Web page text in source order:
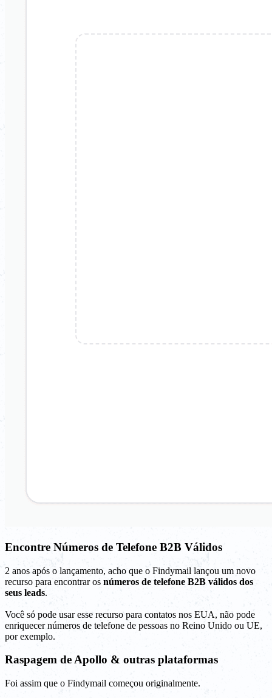
Encontre Números de Telefone B2B Válidos
2 anos após o lançamento, acho que o Findymail lançou um novo
recurso para encontrar os números de telefone B2B válidos dos
seus leads.
Você só pode usar esse recurso para contatos nos EUA, não pode
enriquecer números de telefone de pessoas no Reino Unido ou UE,
por exemplo.
Raspagem de Apollo & outras plataformas
Foi assim que o Findymail começou originalmente.